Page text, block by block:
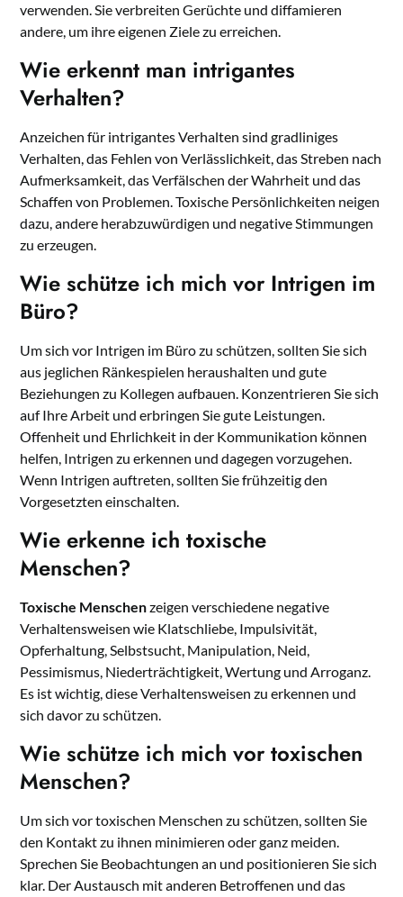
verwenden. Sie verbreiten Gerüchte und diffamieren
andere, um ihre eigenen Ziele zu erreichen.
Wie erkennt man intrigantes
Verhalten?
Anzeichen für intrigantes Verhalten sind gradliniges
Verhalten, das Fehlen von Verlässlichkeit, das Streben nach
Aufmerksamkeit, das Verfälschen der Wahrheit und das
Schaffen von Problemen. Toxische Persönlichkeiten neigen
dazu, andere herabzuwürdigen und negative Stimmungen
zu erzeugen.
Wie schütze ich mich vor Intrigen im
Büro?
Um sich vor Intrigen im Büro zu schützen, sollten Sie sich
aus jeglichen Ränkespielen heraushalten und gute
Beziehungen zu Kollegen aufbauen. Konzentrieren Sie sich
auf Ihre Arbeit und erbringen Sie gute Leistungen.
Offenheit und Ehrlichkeit in der Kommunikation können
helfen, Intrigen zu erkennen und dagegen vorzugehen.
Wenn Intrigen auftreten, sollten Sie frühzeitig den
Vorgesetzten einschalten.
Wie erkenne ich toxische
Menschen?
Toxische Menschenzeigen verschiedene negative
Verhaltensweisen wie Klatschliebe, Impulsivität,
Opferhaltung, Selbstsucht, Manipulation, Neid,
Pessimismus, Niederträchtigkeit, Wertung und Arroganz.
Es ist wichtig, diese Verhaltensweisen zu erkennen und
sich davor zu schützen.
Wie schütze ich mich vor toxischen
Menschen?
Um sich vor toxischen Menschen zu schützen, sollten Sie
den Kontakt zu ihnen minimieren oder ganz meiden.
Sprechen Sie Beobachtungen an und positionieren Sie sich
klar. Der Austausch mit anderen Betroffenen und das